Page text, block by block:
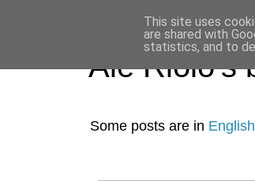
Ale Riolo's
Some posts are in English
This site uses
are shared with
statistics, and to